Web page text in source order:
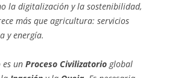
la digitalización y la sostenibilidad,
más que agricultura: servicios
y energía.
es un Proceso Civilizatorio global